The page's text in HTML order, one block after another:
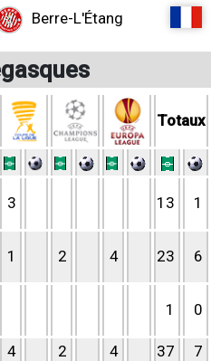
Berre-L'Étang
Totaux
3 13 1
1 2 4 23 6
1 0
4 2 4 37 7